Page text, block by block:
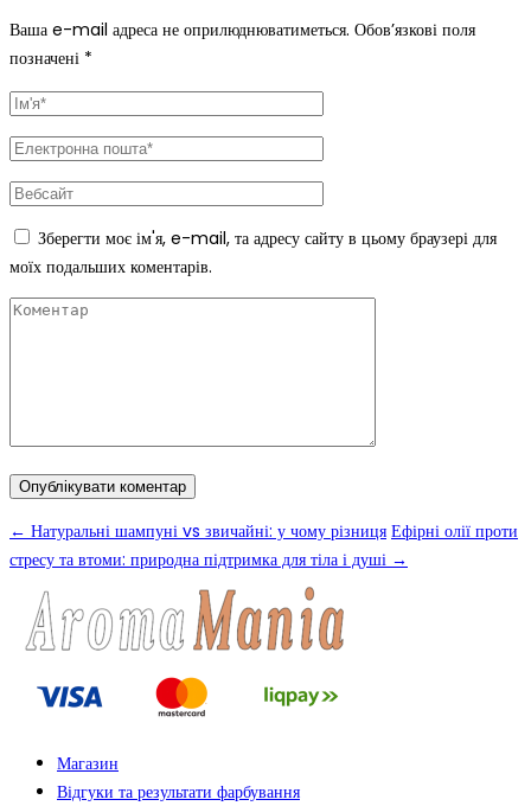
Ваша e-mail адреса не оприлюднюватиметься. Обов’язкові поля
позначені *
Зберегти моє ім'я, e-mail, та адресу сайту в цьому браузері для
моїх подальших коментарів.
← Натуральні шампуні vs звичайні: у чому різниця Ефірні олії проти
стресу та втоми: природна підтримка для тіла і душі →
Магазин
Відгуки та результати фарбування